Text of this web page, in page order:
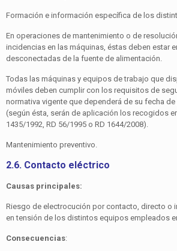
Formación e información específica de los
En operaciones de mantenimiento o de
incidencias en las máquinas, éstas deben estar
desconectadas de la fuente de alimentación.
Todas las máquinas y equipos de trabajo que
móviles deben cumplir con los requisitos de
normativa vigente que dependerá de su fecha
(según ésta, serán de aplicación los recogidos
1435/1992, RD 56/1995 o RD 1644/2008).
Mantenimiento preventivo.
2.6. Contacto eléctrico
Causas principales:
Riesgo de electrocución por contacto, directo o
en tensión de los distintos equipos empleados
Consecuencias: